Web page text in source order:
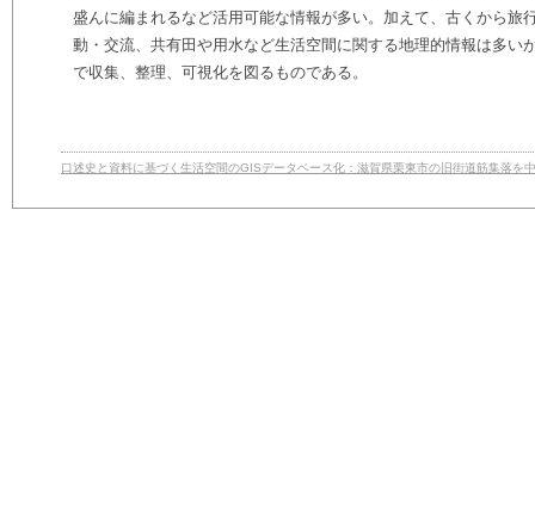
盛んに編まれるなど活用可能な情報が多い。加えて、古くから旅
動・交流、共有田や用水など生活空間に関する地理的情報は多い
で収集、整理、可視化を図るものである。
口述史と資料に基づく生活空間のGISデータベース化：滋賀県栗東市の旧街道筋集落を